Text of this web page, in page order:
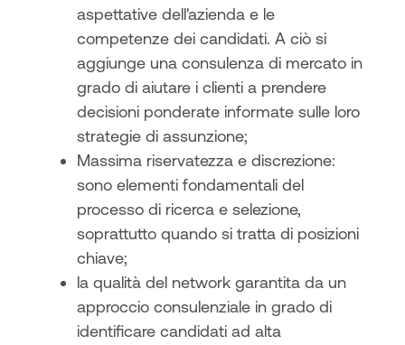
aspettative dell'azienda e le
competenze dei candidati. A ciò si
aggiunge una consulenza di mercato in
grado di aiutare i clienti a prendere
decisioni ponderate informate sulle loro
strategie di assunzione;
Massima riservatezza e discrezione:
sono elementi fondamentali del
processo di ricerca e selezione,
soprattutto quando si tratta di posizioni
chiave;
la qualità del network garantita da un
approccio consulenziale in grado di
identificare candidati ad alta